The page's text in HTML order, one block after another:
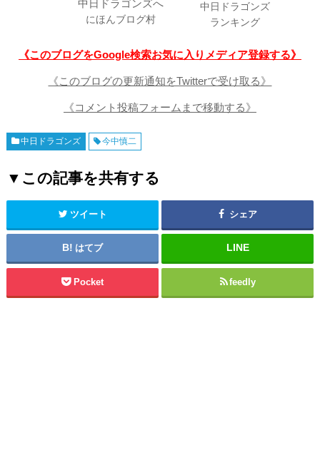
にほんブログ村
中日ドラゴンズ
ランキング
《このブログをGoogle検索お気に入りメディア登録する》
《このブログの更新通知をTwitterで受け取る》
《コメント投稿フォームまで移動する》
中日ドラゴンズ 今中慎二
▼この記事を共有する
ツイート シェア
はてブ
Pocket feedly